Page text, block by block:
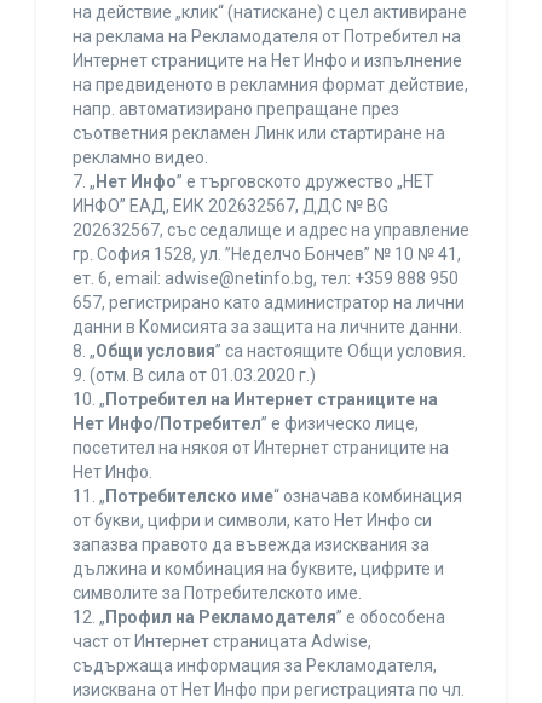
на действие „клик“ (натискане) с цел активиране
на реклама на Рекламодателя от Потребител на
Интернет страниците на Нет Инфо и изпълнение
на предвиденото в рекламния формат действие,
напр. автоматизирано препращане през
съответния рекламен Линк или стартиране на
рекламно видео.
7. „ Нет Инфо” е търговското дружество „НЕТ
ИНФО” ЕАД, ЕИК 202632567, ДДС № BG
202632567, със седалище и адрес на управление
гр. София 1528, ул. ”Неделчо Бончев” № 10 № 41,
ет. 6, еmail: adwise@netinfo.bg, тел: +359 888 950
657, регистрирано като администратор на лични
данни в Комисията за защита на личните данни.
8. „Общи условия” са настоящите Общи условия.
9. (отм. В сила от 01.03.2020 г.)
10. „ Потребител на Интернет страниците на
Нет Инфо/Потребител” е физическо лице,
посетител на някоя от Интернет страниците на
Нет Инфо.
11. „ Потребителско име“ означава комбинация
от букви, цифри и символи, като Нет Инфо си
запазва правото да въвежда изисквания за
дължина и комбинация на буквите, цифрите и
символите за Потребителското име.
12. „ Профил на Рекламодателя” е обособена
част от Интернет страницата Adwise,
съдържаща информация за Рекламодателя,
изисквана от Нет Инфо при регистрацията по чл.